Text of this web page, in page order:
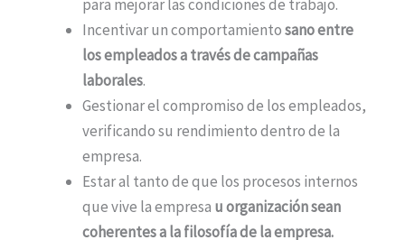
para mejorar las condiciones de trabajo.
Incentivar un comportamientosano entre
los empleados a través de campañas
laborales.
Gestionar el compromiso de los empleados,
verificando su rendimiento dentro de la
empresa.
Estar al tanto de que los procesos internos
que vive la empresa u organización sean
coherentes a la filosofía de la empresa.